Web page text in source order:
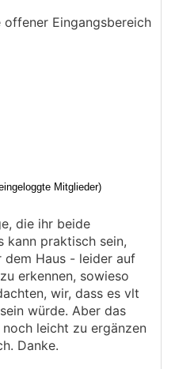
offener Eingangsbereich
die ihr beide
kann praktisch sein,
Haus - leider auf
erkennen, sowieso
wir, dass es vlt
würde. Aber das
leicht zu ergänzen
Danke.